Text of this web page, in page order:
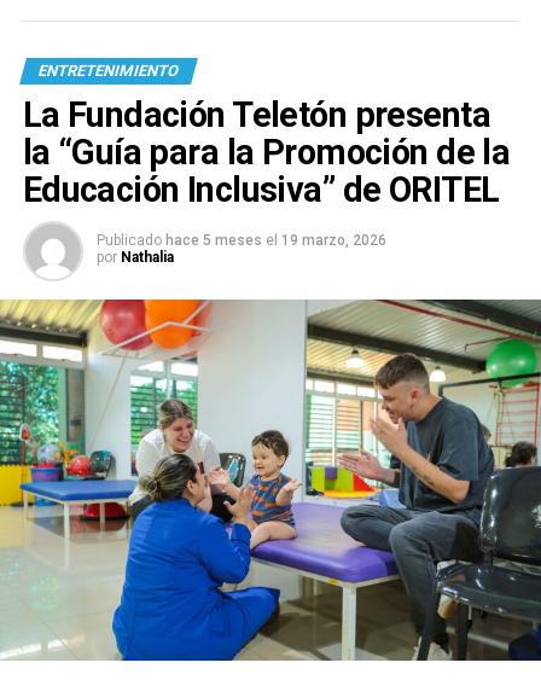
ENTRETENIMIENTO
La Fundación Teletón presenta
la “Guía para la Promoción de la
Educación Inclusiva” de ORITEL
Publicado hace 5 meses el 19 marzo, 2026
por Nathalia